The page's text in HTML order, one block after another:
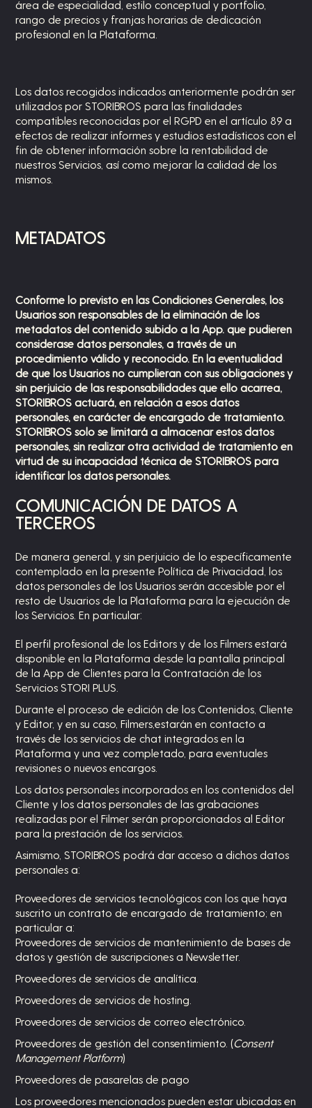
área de especialidad, estilo conceptual y portfolio,
rango de precios y franjas horarias de dedicación
profesional en la Plataforma.
Los datos recogidos indicados anteriormente podrán ser
utilizados por STORIBROS para las finalidades
compatibles reconocidas por el RGPD en el artículo 89 a
efectos de realizar informes y estudios estadísticos con el
fin de obtener información sobre la rentabilidad de
nuestros Servicios, así como mejorar la calidad de los
mismos.
METADATOS
Conforme lo previsto en las Condiciones Generales, los
Usuarios son responsables de la eliminación de los
metadatos del contenido subido a la App. que pudieren
considerase datos personales, a través de un
procedimiento válido y reconocido. En la eventualidad
de que los Usuarios no cumplieran con sus obligaciones y
sin perjuicio de las responsabilidades que ello acarrea,
STORIBROS actuará, en relación a esos datos
personales, en carácter de encargado de tratamiento.
STORIBROS solo se limitará a almacenar estos datos
personales, sin realizar otra actividad de tratamiento en
virtud de su incapacidad técnica de STORIBROS para
identificar los datos personales.
COMUNICACIÓN DE DATOS A
TERCEROS
De manera general, y sin perjuicio de lo específicamente
contemplado en la presente Política de Privacidad, los
datos personales de los Usuarios serán accesible por el
resto de Usuarios de la Plataforma para la ejecución de
los Servicios. En particular:
El perfil profesional de los Editors y de los Filmers estará
disponible en la Plataforma desde la pantalla principal
de la App de Clientes para la Contratación de los
Servicios STORI PLUS.
Durante el proceso de edición de los Contenidos, Cliente
y Editor, y en su caso, Filmers,estarán en contacto a
través de los servicios de chat integrados en la
Plataforma y una vez completado, para eventuales
revisiones o nuevos encargos.
Los datos personales incorporados en los contenidos del
Cliente y los datos personales de las grabaciones
realizadas por el Filmer serán proporcionados al Editor
para la prestación de los servicios.
Asimismo, STORIBROS podrá dar acceso a dichos datos
personales a:
Proveedores de servicios tecnológicos con los que haya
suscrito un contrato de encargado de tratamiento; en
particular a:
Proveedores de servicios de mantenimiento de bases de
datos y gestión de suscripciones a Newsletter.
Proveedores de servicios de analítica.
Proveedores de servicios de hosting.
Proveedores de servicios de correo electrónico.
Proveedores de gestión del consentimiento. (Consent
Management Platform)
Proveedores de pasarelas de pago
Los proveedores mencionados pueden estar ubicadas en